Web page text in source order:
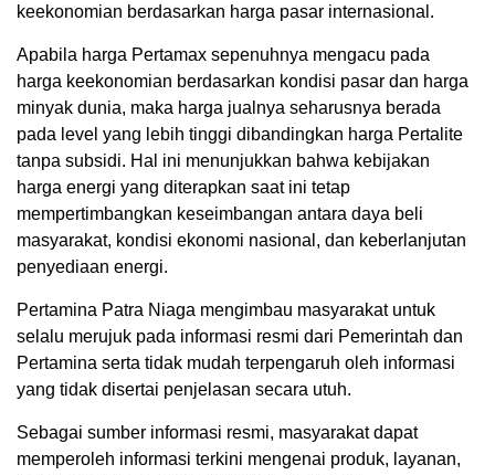
keekonomian berdasarkan harga pasar internasional.
Apabila harga Pertamax sepenuhnya mengacu pada
harga keekonomian berdasarkan kondisi pasar dan harga
minyak dunia, maka harga jualnya seharusnya berada
pada level yang lebih tinggi dibandingkan harga Pertalite
tanpa subsidi. Hal ini menunjukkan bahwa kebijakan
harga energi yang diterapkan saat ini tetap
mempertimbangkan keseimbangan antara daya beli
masyarakat, kondisi ekonomi nasional, dan keberlanjutan
penyediaan energi.
Pertamina Patra Niaga mengimbau masyarakat untuk
selalu merujuk pada informasi resmi dari Pemerintah dan
Pertamina serta tidak mudah terpengaruh oleh informasi
yang tidak disertai penjelasan secara utuh.
Sebagai sumber informasi resmi, masyarakat dapat
memperoleh informasi terkini mengenai produk, layanan,